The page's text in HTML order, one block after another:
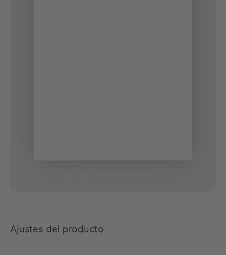
Ajustes del producto